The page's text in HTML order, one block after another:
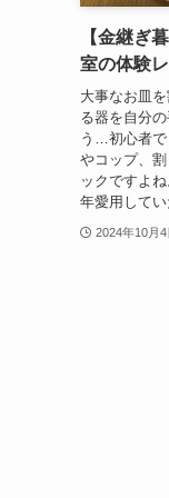
【金継ぎ
室の体験
大事なお皿
る器を自分
う…初心者で
やコップ、
ックですよ
年愛用してい
2024年10月4